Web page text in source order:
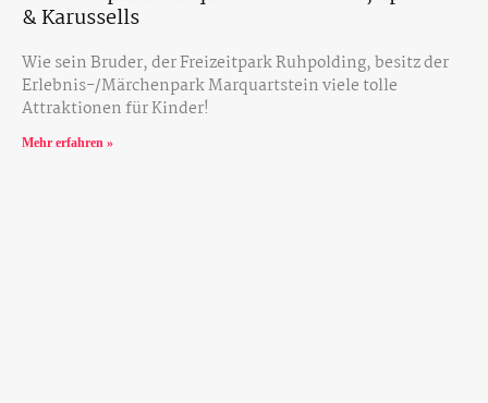
& Karussells
Wie sein Bruder, der Freizeitpark Ruhpolding, besitz der
Erlebnis-/Märchenpark Marquartstein viele tolle
Attraktionen für Kinder!
Mehr erfahren »